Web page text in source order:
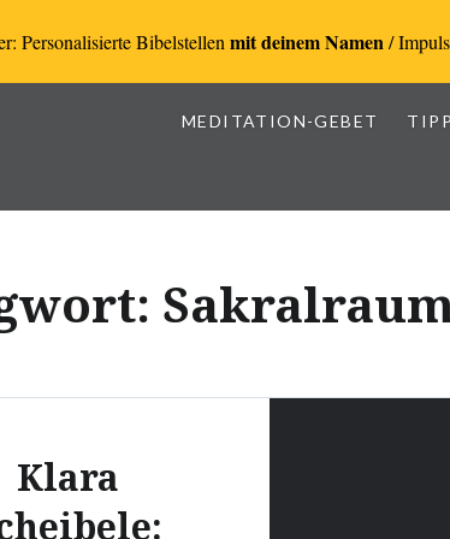
MEDITATION-GEBET
Klara
Personalisierte Bibelstellen mit deinem Namen/